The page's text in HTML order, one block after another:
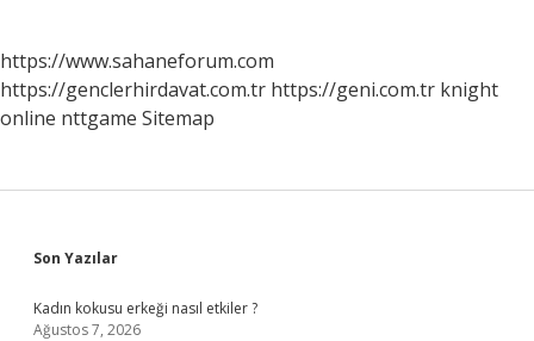
https://www.sahaneforum.com
https://genclerhirdavat.com.tr https://geni.com.tr knight
online nttgame Sitemap
Sidebar
Son Yazılar
Kadın kokusu erkeği nasıl etkiler ?
Ağustos 7, 2026